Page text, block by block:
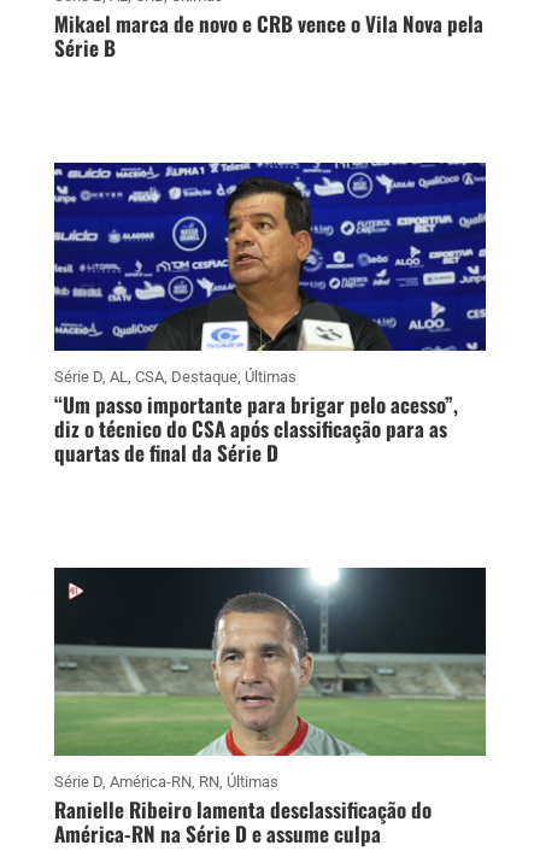
Mikael marca de novo e CRB vence o Vila Nova pela
Série B
Série D, AL, CSA, Destaque, Últimas
“Um passo importante para brigar pelo acesso”,
diz o técnico do CSA após classificação para as
quartas de final da Série D
Série D, América-RN, RN, Últimas
Ranielle Ribeiro lamenta desclassificação do
América-RN na Série D e assume culpa